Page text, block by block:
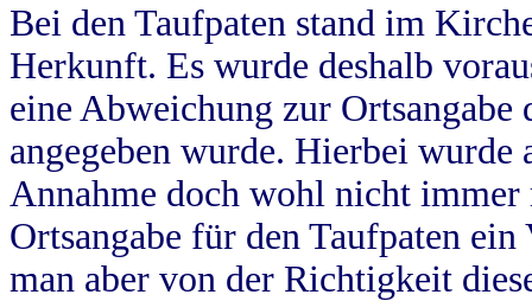
Bei den Taufpaten stand im
Herkunft. Es wurde deshalb
eine Abweichung zur
angegeben wurde. Hierbei wurde
Annahme doch wohl nicht
Ortsangabe für den Taufpaten
man aber von der Richtigkeit